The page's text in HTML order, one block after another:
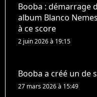
Booba : démarrage
album Blanco
à ce score
2 juin 2026 à 19:15
Booba a créé un de
27 mars 2026 à 15:49